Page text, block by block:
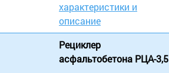
характеристики и
описание
Рециклер
асфальтобетона РЦА-3,5